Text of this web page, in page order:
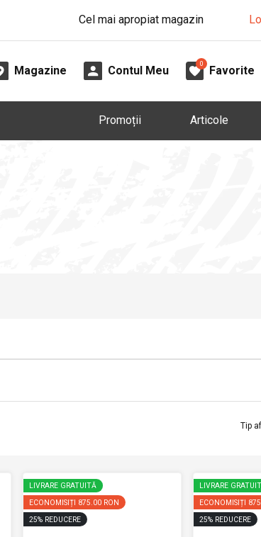
Cel mai apropiat magazin
Magazine Contul Meu
0
Favorite
Promoții Articole
Tip
LIVRARE GRATUITĂ
ECONOMISIȚI 875.00 RON
25% REDUCERE
LIVRARE
ECONOMISIȚI
25% REDUCERE